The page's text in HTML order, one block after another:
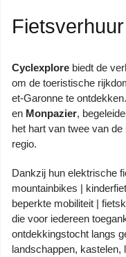
Cyclexplore biedt de
om de toeristische
et-Garonne te
en Monpazier,
het hart van twee van
regio.
Dankzij hun elektrische
mountainbikes |
beperkte mobiliteit |
die voor iedereen
ontdekkingstocht langs
landschappen, kastelen,